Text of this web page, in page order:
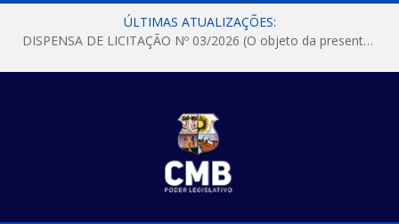
ÚLTIMAS ATUALIZAÇÕES:
DISPENSA DE LICITAÇÃO Nº 03/2026 (O objeto da presente dispensa é a escolha da proposta mais vantajosa para a aquisição, de aparelhos de ar condicionado, tipo Split, com material de instalação e fogão industrial, conforme condições, quantidades e exigências estabelecidas no termo de referencia e neste aviso de contratação direta e seus anexos)